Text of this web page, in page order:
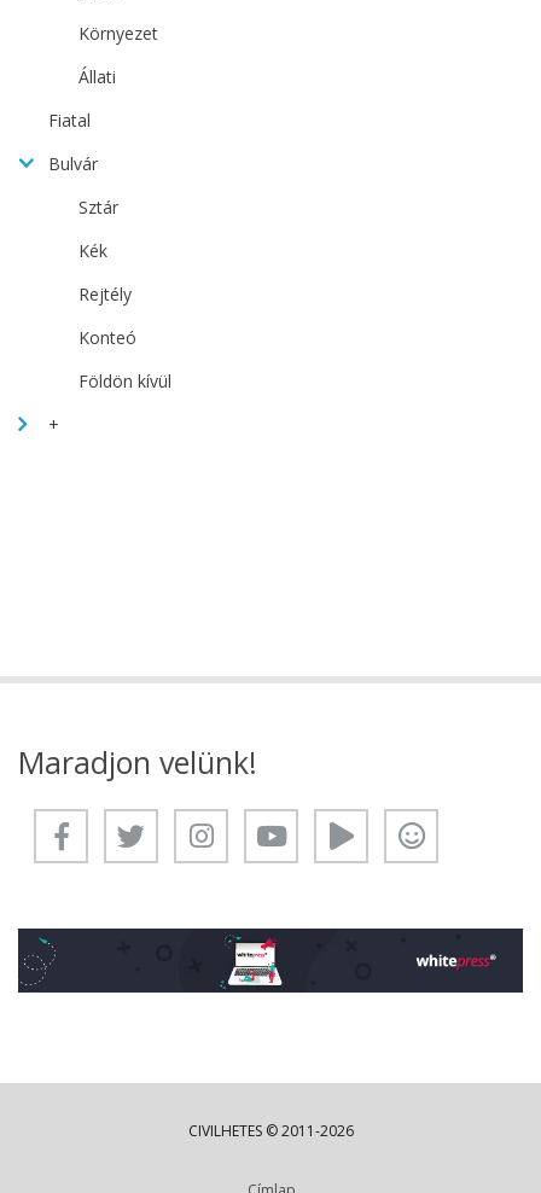
Környezet
Állati
Fiatal
Bulvár
Sztár
Kék
Rejtély
Konteó
Földön kívül
+
Maradjon velünk!
CIVILHETES © 2011-2026